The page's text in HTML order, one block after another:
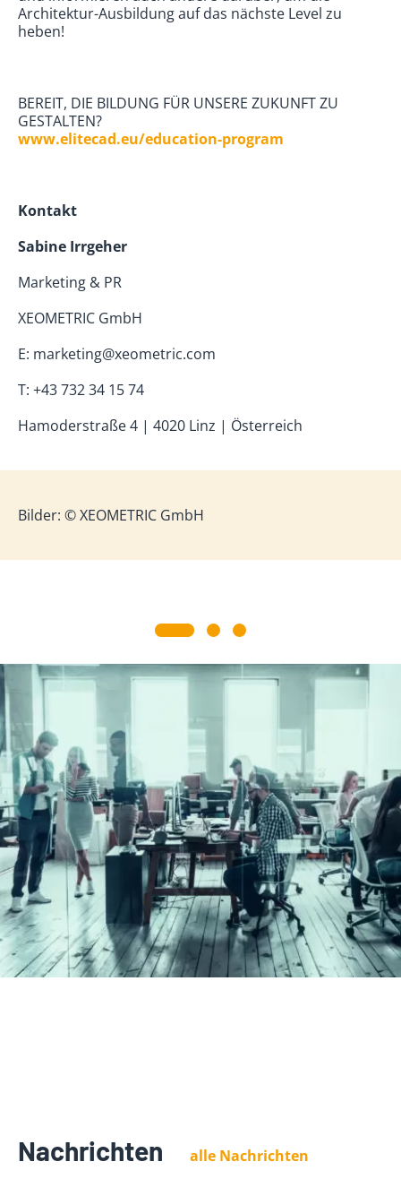
Architektur-Ausbildung auf das nächste Level zu
heben!
BEREIT, DIE BILDUNG FÜR UNSERE ZUKUNFT ZU
GESTALTEN?
www.elitecad.eu/education-program
Kontakt
Sabine Irrgeher
Marketing & PR
XEOMETRIC GmbH
E: marketing@xeometric.com
T: +43 732 34 15 74
Hamoderstraße 4 | 4020 Linz | Österreich
Bilder: © XEOMETRIC GmbH
Nachrichten alle Nachrichten